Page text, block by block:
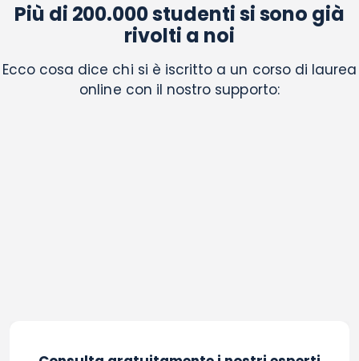
Più di 200.000 studenti si sono già
rivolti a noi
Ecco cosa dice chi si è iscritto a un corso di laurea
online con il nostro supporto: